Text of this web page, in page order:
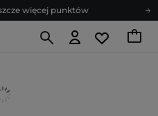
więcej punktów
pełen porad
więcej punktów